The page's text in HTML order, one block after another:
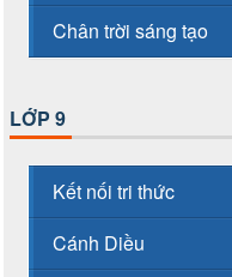
Chân trời sáng tạo
LỚP 9
Kết nối tri thức
Cánh Diều